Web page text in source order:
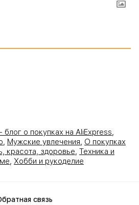
блог о покупках на AliExpress,
, Мужские увлечения, О покупках
красота, здоровье, Техника и
, Хобби и рукоделие
связь